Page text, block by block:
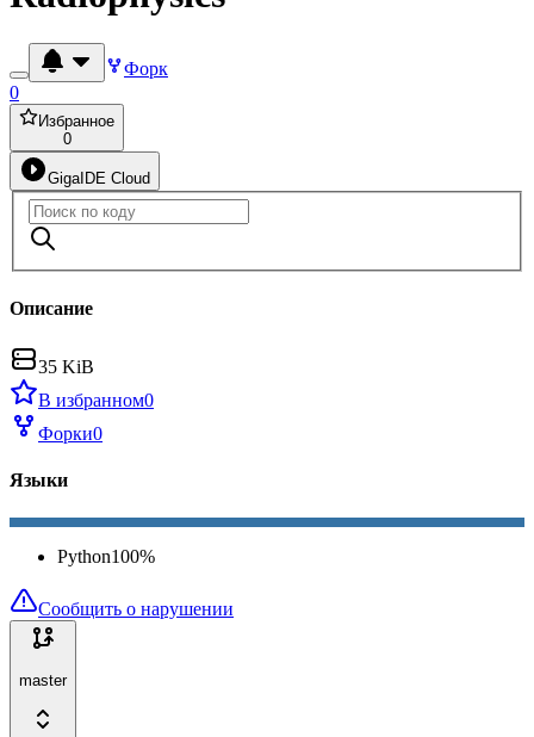
Форк
0
Избранное
0
GigaIDE Cloud
Описание
35 KiB
В избранном0
Форки0
Языки
Python100%
Сообщить о нарушении
master